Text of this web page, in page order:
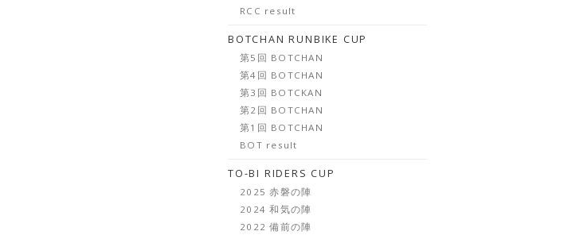
RCC result
BOTCHAN RUNBIKE CUP
第5回 BOTCHAN
第4回 BOTCHAN
第3回 BOTCKAN
第2回 BOTCHAN
第1回 BOTCHAN
BOT result
TO-BI RIDERS CUP
2025 赤磐の陣
2024 和気の陣
2022 備前の陣